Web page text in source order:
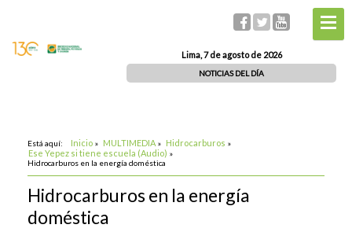
Lima, 7 de agosto de 2026
NOTICIAS DEL DÍA
Está aquí: Inicio » MULTIMEDIA » Hidrocarburos »
Ese Yepez si tiene escuela (Audio) »
Hidrocarburos en la energía doméstica
Hidrocarburos en la energía
doméstica